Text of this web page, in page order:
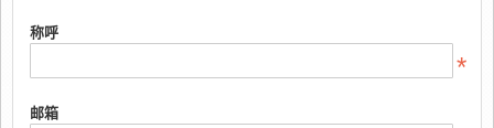
称呼
邮箱